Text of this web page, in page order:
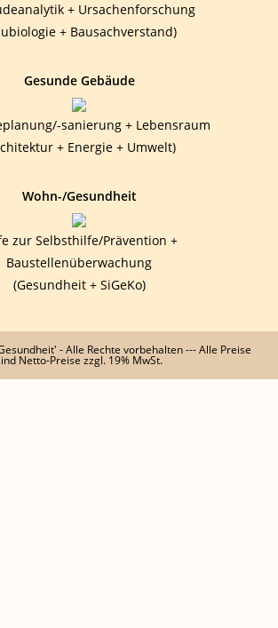
+ Ursachenforschung
+ Bausachverstand)
Gesunde Gebäude
sanierung + Lebensraum
+ Energie + Umwelt)
Wohn-/Gesundheit
zur Selbsthilfe/Prävention +
Baustellenüberwachung
(Gesundheit + SiGeKo)
- Alle Rechte vorbehalten --- Alle Preise
Netto-Preise zzgl. 19% MwSt.